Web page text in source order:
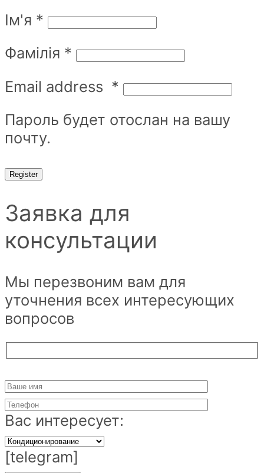
Ім'я *
Фамілія *
Email address *
Пароль будет отослан на вашу
почту.
Register
Заявка для
консультации
Мы перезвоним вам для
уточнения всех интересующих
вопросов
Вас интересует:
[telegram]